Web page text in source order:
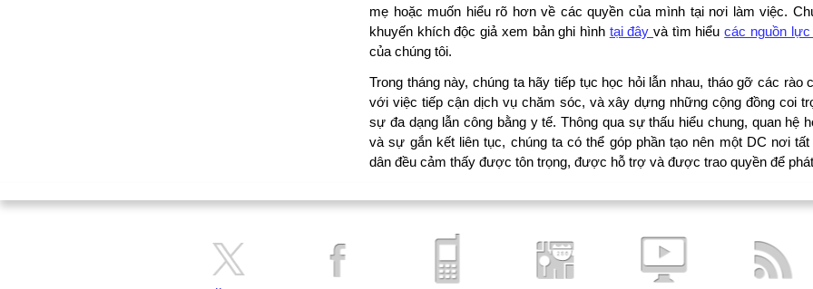
mẹ hoặc muốn hiểu rõ hơn về các quyền của mình tại nơi làm việc.
khuyến khích độc giả xem bản ghi hình tại đâyvà tìm hiểucác nguồn
của chúng tôi.
Trong tháng này, chúng ta hãy tiếp tục học hỏi lẫn nhau, tháo gỡ các rào
với việc tiếp cận dịch vụ chăm sóc, và xây dựng những cộng đồng coi
sự đa dạng lẫn công bằng y tế. Thông qua sự thấu hiểu chung, quan hệ
và sự gắn kết liên tục, chúng ta có thể góp phần tạo nên một DC nơi
dân đều cảm thấy được tôn trọng, được hỗ trợ và được trao quyền để